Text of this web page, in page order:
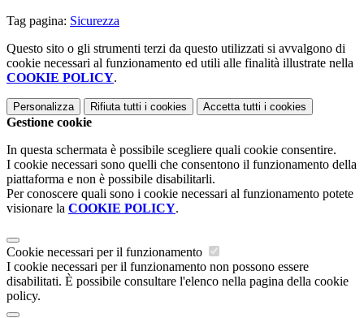
Tag pagina: Sicurezza
Questo sito o gli strumenti terzi da questo utilizzati si avvalgono di
cookie necessari al funzionamento ed utili alle finalità illustrate nella
COOKIE POLICY.
Personalizza Rifiuta tutti i cookies Accetta tutti i cookies
Gestione cookie
In questa schermata è possibile scegliere quali cookie consentire.
I cookie necessari sono quelli che consentono il funzionamento della
piattaforma e non è possibile disabilitarli.
Per conoscere quali sono i cookie necessari al funzionamento potete
visionare la COOKIE POLICY.
Cookie necessari per il funzionamento
I cookie necessari per il funzionamento non possono essere
disabilitati. È possibile consultare l'elenco nella pagina della cookie
policy.